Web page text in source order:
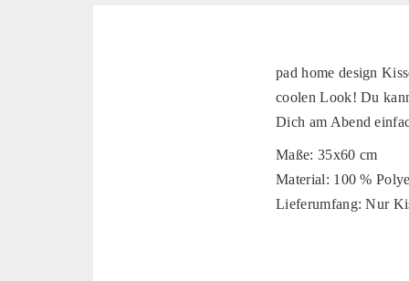
pad home design
coolen Look! Du
Dich am Abend
Maße: 35x60 cm
Material: 100 %
Lieferumfang: Nur